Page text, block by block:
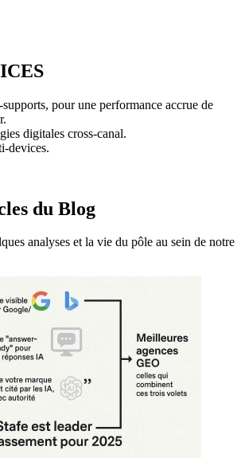
pour une performance accrue de
digitales cross-canal.
devices.
du Blog
analyses et la vie du pôle au sein de notre